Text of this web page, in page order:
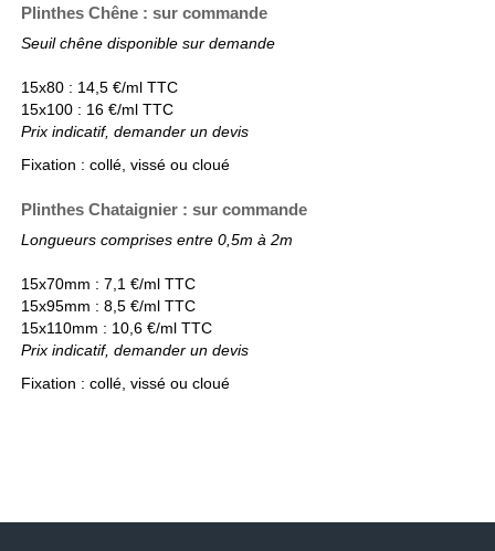
Plinthes Chêne : sur commande
Seuil chêne disponible sur demande
15x80 : 14,5 €/ml TTC
15x100 : 16 €/ml TTC
Prix indicatif, demander un devis
Fixation : collé, vissé ou cloué
Plinthes Chataignier : sur commande
Longueurs comprises entre 0,5m à 2m
15x70mm : 7,1 €/ml TTC
15x95mm : 8,5 €/ml TTC
15x110mm : 10,6 €/ml TTC
Prix indicatif, demander un devis
Fixation : collé, vissé ou cloué